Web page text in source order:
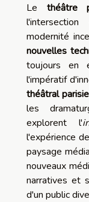
Le théâtre
modernité
nouvelles
toujours en
l'impératif
théâtral
les
explorent l'
l'expérience
paysage
nouveaux
narratives et
d'un public